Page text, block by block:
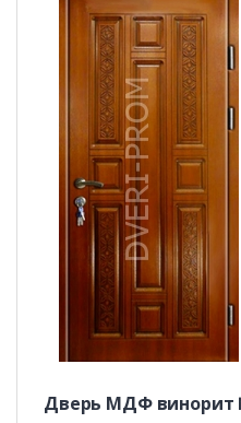
Дверь МДФ винорит